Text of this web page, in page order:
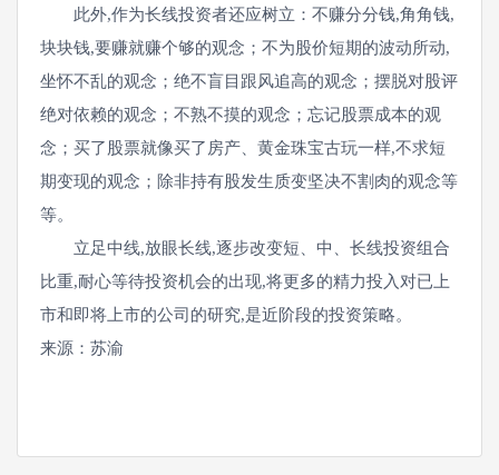
此外,作为长线投资者还应树立：不赚分分钱,角角钱,
块块钱,要赚就赚个够的观念；不为股价短期的波动所动,
坐怀不乱的观念；绝不盲目跟风追高的观念；摆脱对股评
绝对依赖的观念；不熟不摸的观念；忘记股票成本的观
念；买了股票就像买了房产、黄金珠宝古玩一样,不求短
期变现的观念；除非持有股发生质变坚决不割肉的观念等
等。
立足中线,放眼长线,逐步改变短、中、长线投资组合
比重,耐心等待投资机会的出现,将更多的精力投入对已上
市和即将上市的公司的研究,是近阶段的投资策略。
来源：苏渝